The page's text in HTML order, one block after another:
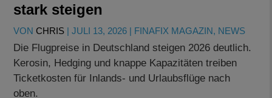
stark steigen
VONCHRIS |JULI 13, 2026 | FINAFIX MAGAZIN, NEWS
Die Flugpreise in Deutschland steigen 2026 deutlich.
Kerosin, Hedging und knappe Kapazitäten treiben
Ticketkosten für Inlands- und Urlaubsflüge nach
oben.